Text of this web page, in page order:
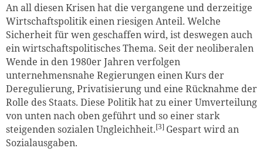
An all diesen Krisen hat die vergangene und derzeitige
Wirtschaftspolitik einen riesigen Anteil. Welche
Sicherheit für wen geschaffen wird, ist deswegen auch
ein wirtschaftspolitisches Thema. Seit der neoliberalen
Wende in den 1980er Jahren verfolgen
unternehmensnahe Regierungen einen Kurs der
Deregulierung, Privatisierung und eine Rücknahme der
Rolle des Staats. Diese Politik hat zu einer Umverteilung
von unten nach oben geführt und so einer stark
steigenden sozialen Ungleichheit.[3] Gespart wird an
Sozialausgaben.